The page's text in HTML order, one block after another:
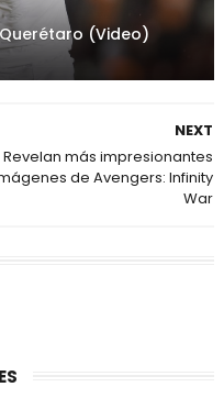
(Video)
NEXT
Revelan más impresionantes
de Avengers: Infinity
War